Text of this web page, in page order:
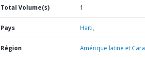
Total Volume(s) 1
Pays Haïti,
Région Amérique latine et